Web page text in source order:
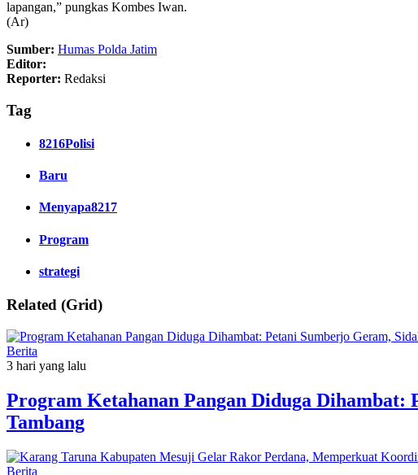
lapangan,” pungkas Kombes Iwan.
(Ar)
Sumber: Humas Polda Jatim
Editor:
Reporter: Redaksi
Tag
8216Polisi
Baru
Menyapa8217
Program
strategi
Related (Grid)
Berita
3 hari yang lalu
Program Ketahanan Pangan Diduga
Tambang
Berita